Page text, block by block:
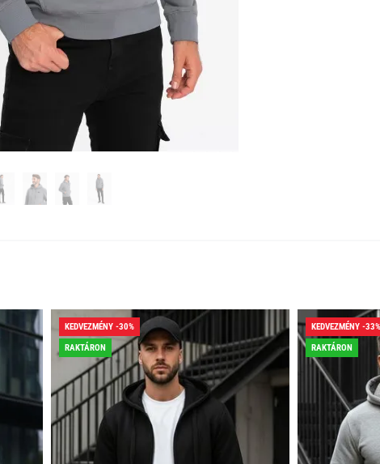
KEDVEZMÉNY -30%
RAKTÁRON
KEDVEZMÉNY -33%
RAKTÁRON